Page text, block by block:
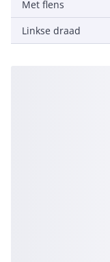
Met flens
Linkse draad